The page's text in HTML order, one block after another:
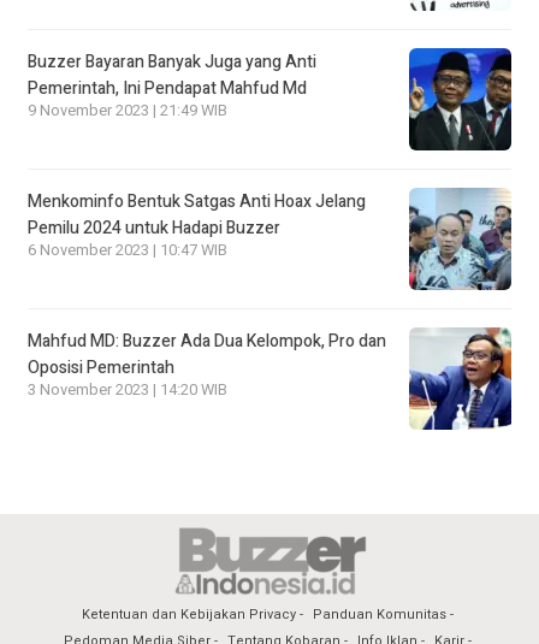
Buzzer Bayaran Banyak Juga yang Anti
Pemerintah, Ini Pendapat Mahfud Md
9 November 2023 | 21:49 WIB
Menkominfo Bentuk Satgas Anti Hoax Jelang
Pemilu 2024 untuk Hadapi Buzzer
6 November 2023 | 10:47 WIB
Mahfud MD: Buzzer Ada Dua Kelompok, Pro dan
Oposisi Pemerintah
3 November 2023 | 14:20 WIB
Ketentuan dan Kebijakan Privacy
Panduan Komunitas